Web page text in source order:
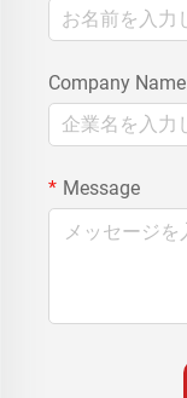
Company Name
Message